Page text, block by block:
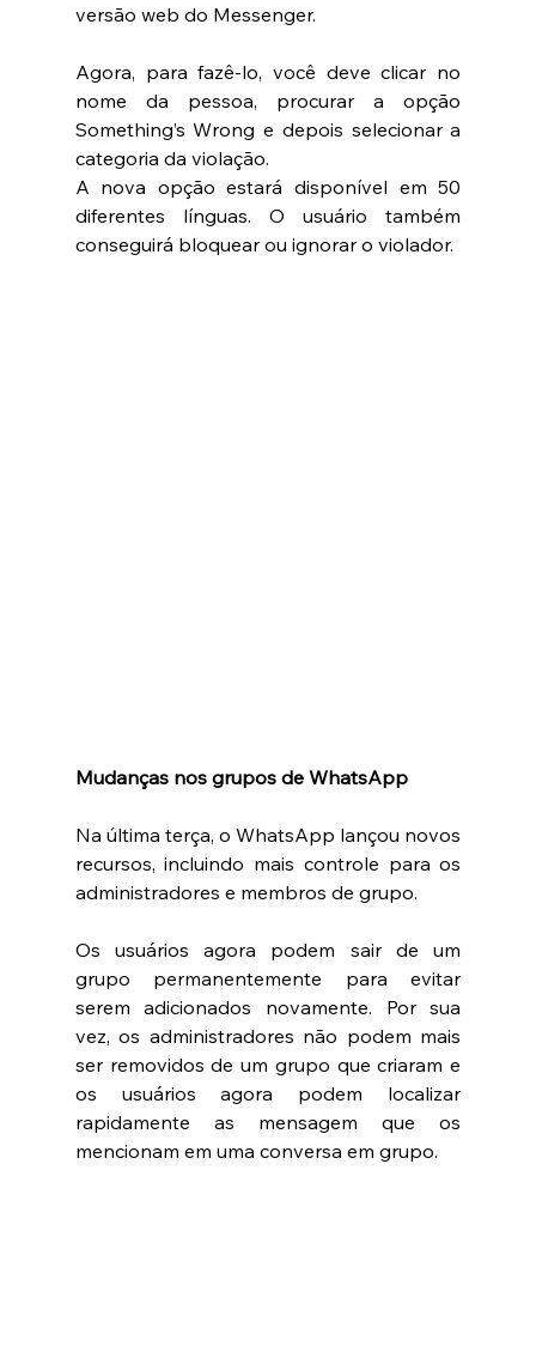
versão web do Messenger.
Agora, para fazê-lo, você deve clicar no
nome da pessoa, procurar a opção
Something’s Wrong e depois selecionar a
categoria da violação.
A nova opção estará disponível em 50
diferentes línguas. O usuário também
conseguirá bloquear ou ignorar o violador.
Mudanças nos grupos de WhatsApp
Na última terça, o WhatsApp lançou novos
recursos, incluindo mais controle para os
administradores e membros de grupo.
Os usuários agora podem sair de um
grupo permanentemente para evitar
serem adicionados novamente. Por sua
vez, os administradores não podem mais
ser removidos de um grupo que criaram e
os usuários agora podem localizar
rapidamente as mensagem que os
mencionam em uma conversa em grupo.